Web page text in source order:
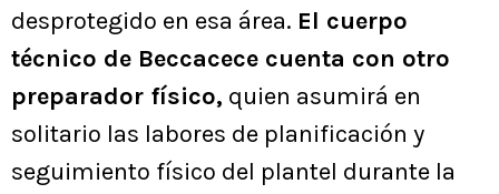
desprotegido en esa área. El cuerpo
técnico de Beccacece cuenta con otro
preparador físico, quien asumirá en
solitario las labores de planificación y
seguimiento físico del plantel durante la